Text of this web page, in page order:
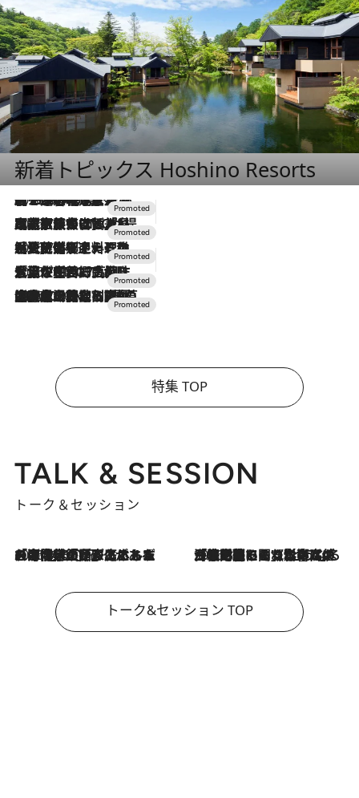
新着トピックス Hoshino Resorts
2026.8.7
【トンボの足水浴】ヒノキの香りに包まれて涼感マックス！約13℃の湧水かけ流しを避暑地「星野温泉 トンボの湯」で体験
2026.7.31
【ホテル帰省】という選択肢をOMOが提案。家族とほどよい距離を保つには「昼は実家、夜は気兼ねなくホテルで！」
2026.7.24
【夏限定ディナーコース】旬を迎える稚鮎や花ズッキーニなどをイタリア・トスカーナの郷土料理の手法で満喫！
2026.7.17
「土佐和ハーブかき氷」がOMO7高知に登場！生姜、山椒、大葉など目にも舌にも涼を呼ぶ郷土の味
2026.7.10
NEW OPEN！【界 草津】名湯の地に誕生。趣の異なる2種の温泉と上州ならではの会席・蕎麦割烹など美食を味わう究極の癒やし旅
特集 TOP
TALK & SESSION
トーク＆セッション
2026.8.3
「今後値上げがあるとすれば…」「リスクがあるのは今年の冬」エネルギー専門家が語る、ホルムズ海峡封鎖が家庭にもたらす“ある心配” 2026.8.3
「住宅建てられない…」「サーチャージ料の高値が続いている」ホルムズ海峡封鎖による影響はいつまで続く？《エネルギー専門家に聞く“どうなる日本の暮らし”》
トーク&セッション TOP